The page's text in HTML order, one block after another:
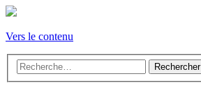
Vers le contenu
Rechercher